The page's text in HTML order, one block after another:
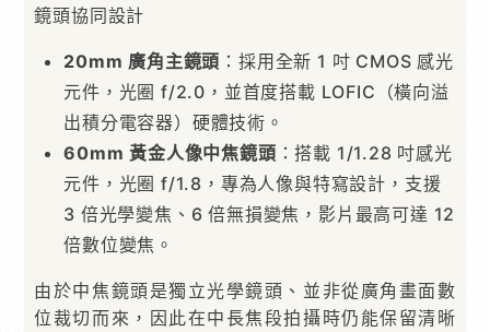
鏡頭協同設計
20mm 廣角主鏡頭 ：採用全新 1 吋 CMOS 感光
元件，光圈 f/2.0，並首度搭載 LOFIC（橫向溢
出積分電容器）硬體技術。
60mm 黃金人像中焦鏡頭 ：搭載 1/1.28 吋感光
元件，光圈 f/1.8，專為人像與特寫設計，支援
3 倍光學變焦、6 倍無損變焦，影片最高可達 12
倍數位變焦。
由於中焦鏡頭是獨立光學鏡頭、並非從廣角畫面數
位裁切而來，因此在中長焦段拍攝時仍能保留清晰